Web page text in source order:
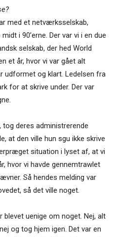
med et netværksselskab,
i 90’erne. Der var vi i en due
selskab, der hed World
et år, hvor vi var gået alt
udformet og klart. Ledelsen fra
for at skrive under. Der var
tog deres administrerende
at den ville hun sgu ikke skrive
situation i lyset af, at vi
hvor vi havde gennemtrawlet
Så hendes melding var
så det ville noget.
blevet uenige om noget. Nej, alt
og tog hjem igen. Det var en